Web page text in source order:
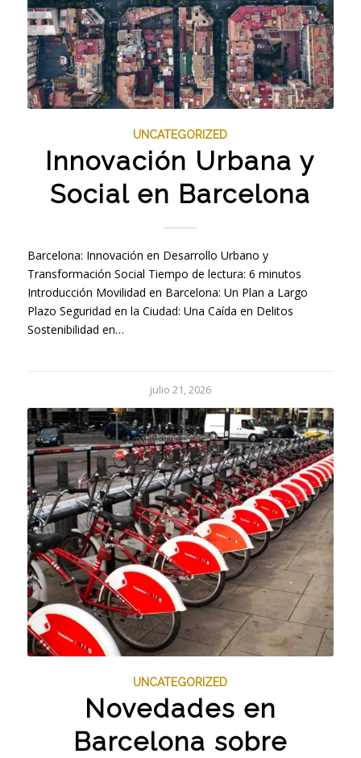
UNCATEGORIZED
Innovación Urbana y
Social en Barcelona
Barcelona: Innovación en Desarrollo Urbano y
Transformación Social Tiempo de lectura: 6 minutos
Introducción Movilidad en Barcelona: Un Plan a Largo
Plazo Seguridad en la Ciudad: Una Caída en Delitos
Sostenibilidad en…
julio 21, 2026
UNCATEGORIZED
Novedades en
Barcelona sobre